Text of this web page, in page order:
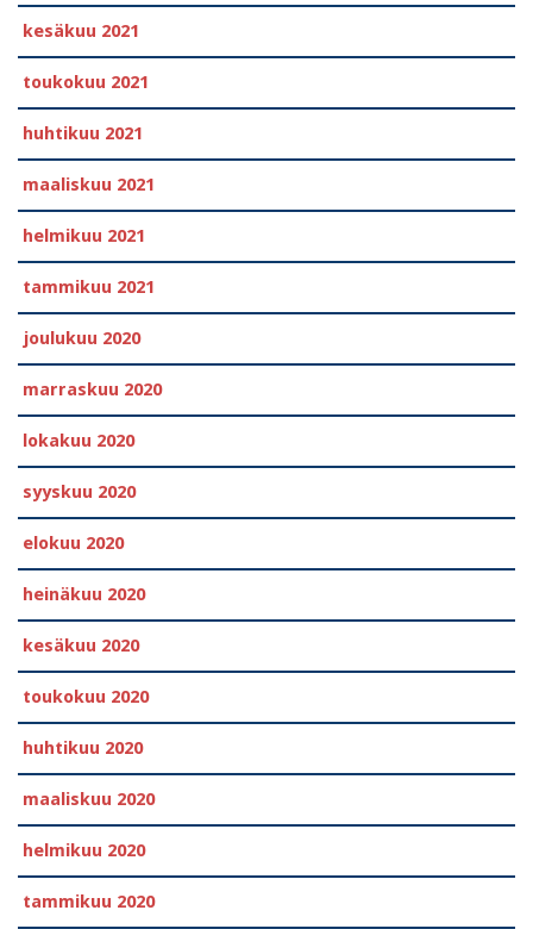
kesäkuu 2021
toukokuu 2021
huhtikuu 2021
maaliskuu 2021
helmikuu 2021
tammikuu 2021
joulukuu 2020
marraskuu 2020
lokakuu 2020
syyskuu 2020
elokuu 2020
heinäkuu 2020
kesäkuu 2020
toukokuu 2020
huhtikuu 2020
maaliskuu 2020
helmikuu 2020
tammikuu 2020